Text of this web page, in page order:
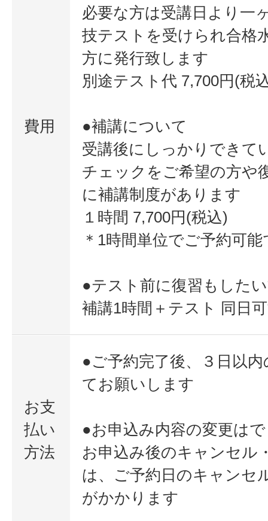
費用
必要な方は受講日より一
技テストを受けられ合格
方に発行致します
別途テスト代 7,700円(税
●補講について
受講後にしっかりできて
チェックをご希望の方や
に補講制度があります
１時間 7,700円(税込)
＊1時間単位でご予約可能
●テスト前に復習もした
補講1時間＋テスト 同日
お支
払い
方法
●ご予約完了後、３日以
てお願いします
●お申込み内容の変更は
お申込み後のキャンセル
は、ご予約日のキャンセ
がかかります